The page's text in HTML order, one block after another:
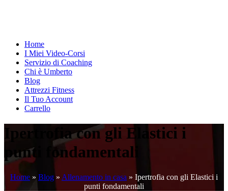
Home
I Miei Video-Corsi
Servizio di Coaching
Chi è Umberto
Blog
Attrezzi Fitness
Il Tuo Account
Carrello
Ipertrofia con gli Elastici i
punti fondamentali
Home » Blog » Allenamento in casa » Ipertrofia con gli Elastici i
punti fondamentali